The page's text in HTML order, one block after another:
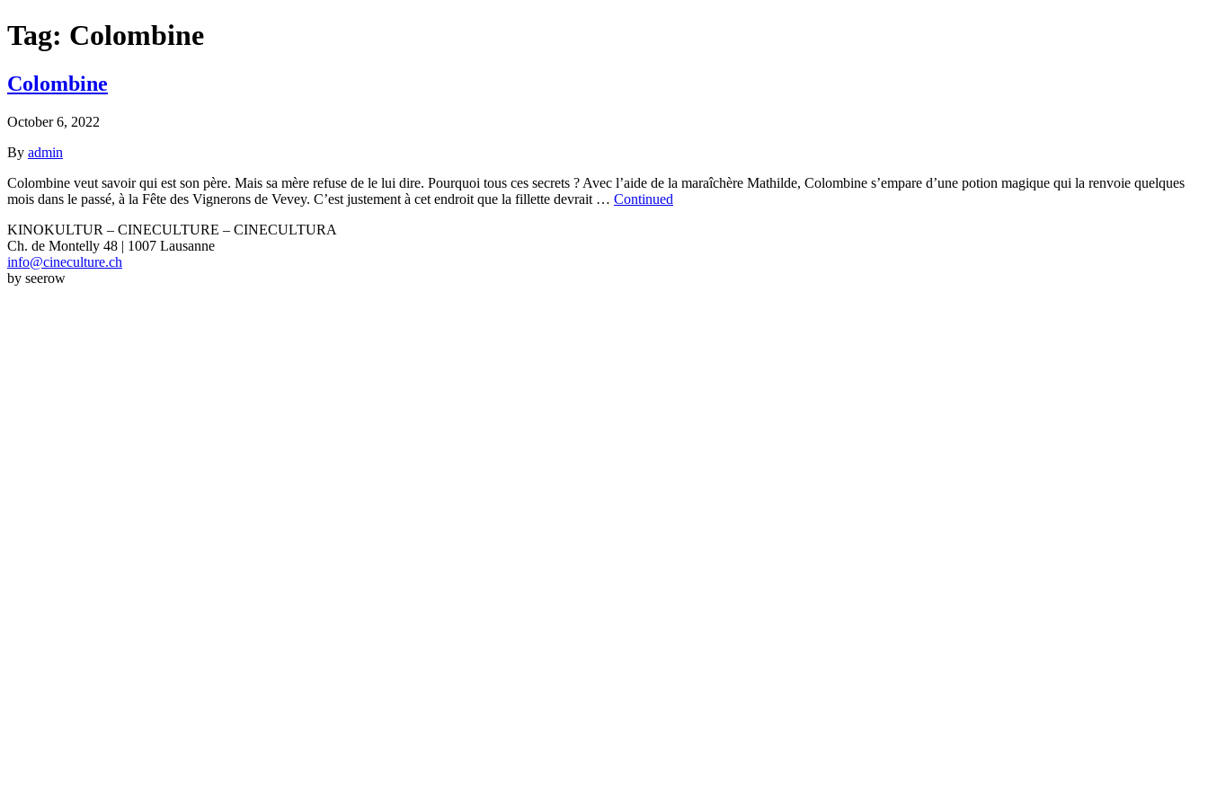
Tag: Colombine
Colombine
October 6, 2022
By admin
Colombine veut savoir qui est son père. Mais sa mère refuse de le lui dire. Pourquoi tous ces secrets ? Avec l’aide de la maraîchère Mathilde, Colombine s’empare d’une potion magique qui la renvoie quelques
mois dans le passé, à la Fête des Vignerons de Vevey. C’est justement à cet endroit que la fillette devrait … Continued
KINOKULTUR – CINECULTURE – CINECULTURA
Ch. de Montelly 48 | 1007 Lausanne
info@cineculture.ch
by seerow